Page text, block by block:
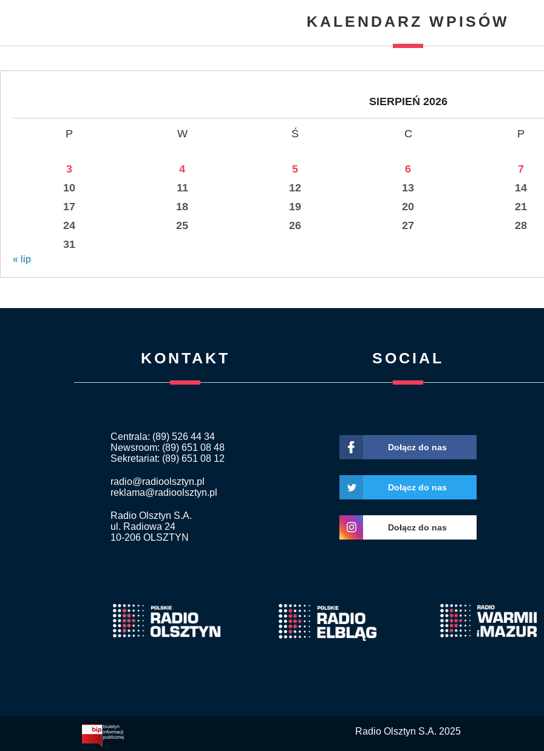
KALENDARZ WPISÓW
SIERPIEŃ 2026
P W Ś C P
3
4 5 6 7
10
11 12 13 14
17
18 19 20 21
24
25 26 27 28
31
« lip
KONTAKT
Centrala: (89) 526 44 34
Newsroom: (89) 651 08 48
Sekretariat: (89) 651 08 12
radio@radioolsztyn.pl
reklama@radioolsztyn.pl
Radio Olsztyn S.A.
ul. Radiowa 24
10-206 OLSZTYN
SOCIAL
Dołącz do nas
Dołącz do nas
Dołącz do nas
Radio Olsztyn S.A. 2025